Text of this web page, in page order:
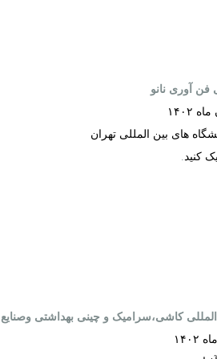
فن آوری نانو
ماه ۱۴۰۲
های بین المللی تهران
کنید.
کاشی،سرامیک و چینی بهداشتی وصنایع
۱۴۰۲